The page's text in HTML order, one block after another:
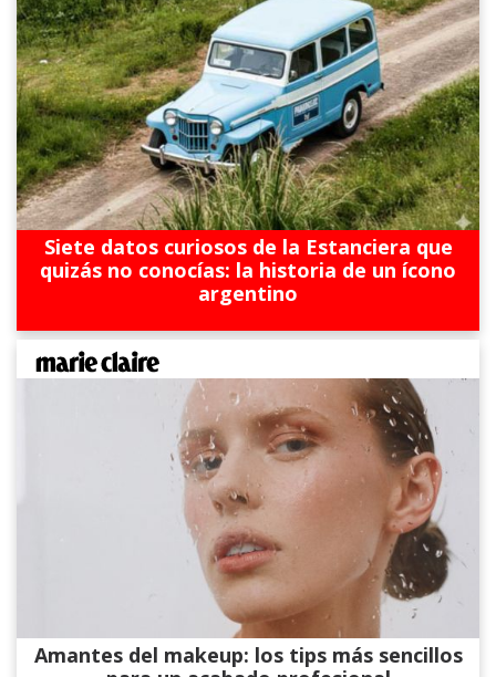
Siete datos curiosos de la Estanciera que
quizás no conocías: la historia de un ícono
argentino
Amantes del makeup: los tips más sencillos